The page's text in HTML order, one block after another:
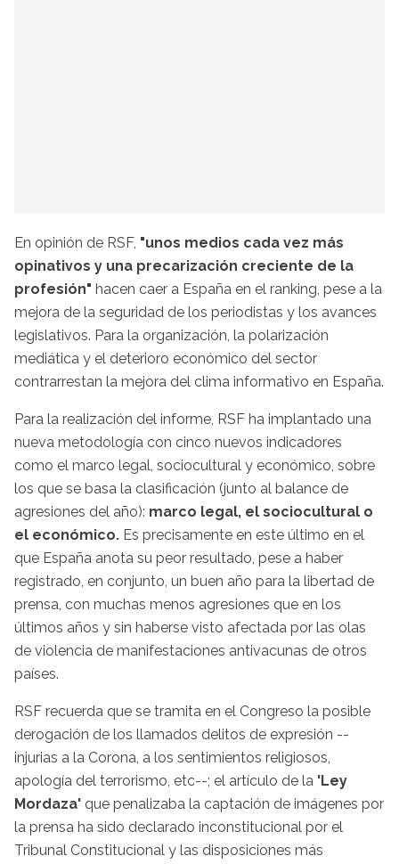
En opinión de RSF, "unos medios cada vez más
opinativos y una precarización creciente de la
profesión" hacen caer a España en el ranking, pese a la
mejora de la seguridad de los periodistas y los avances
legislativos. Para la organización, la polarización
mediática y el deterioro económico del sector
contrarrestan la mejora del clima informativo en España.
Para la realización del informe, RSF ha implantado una
nueva metodología con cinco nuevos indicadores
como el marco legal, sociocultural y económico, sobre
los que se basa la clasificación (junto al balance de
agresiones del año): marco legal, el sociocultural o
el económico. Es precisamente en este último en el
que España anota su peor resultado, pese a haber
registrado, en conjunto, un buen año para la libertad de
prensa, con muchas menos agresiones que en los
últimos años y sin haberse visto afectada por las olas
de violencia de manifestaciones antivacunas de otros
países.
RSF recuerda que se tramita en el Congreso la posible
derogación de los llamados delitos de expresión --
injurias a la Corona, a los sentimientos religiosos,
apología del terrorismo, etc--; el artículo de la 'Ley
Mordaza' que penalizaba la captación de imágenes por
la prensa ha sido declarado inconstitucional por el
Tribunal Constitucional y las disposiciones más